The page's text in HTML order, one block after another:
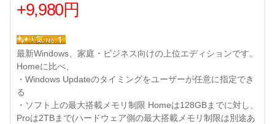
+9,980円
最新Windows、家庭・ビジネス向けの上位エディションです。
Homeに比べ、
・Windows Updateのタイミングをユーザーが任意に指定でき
る
・ソフト上の最大搭載メモリ制限 Homeは128GBまでに対し、
Proは2TBまで(ハードウェア側の最大搭載メモリ制限は別途あ